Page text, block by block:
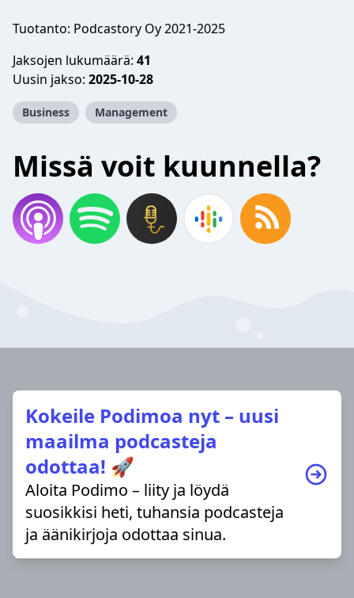
Tuotanto: Podcastory Oy 2021-2025
Jaksojen lukumäärä: 41
Uusin jakso: 2025-10-28
Business Management
Missä voit kuunnella?
Kokeile Podimoa nyt – uusi
maailma podcasteja
odottaa! 🚀
Aloita Podimo – liity ja löydä
suosikkisi heti, tuhansia podcasteja
ja äänikirjoja odottaa sinua.